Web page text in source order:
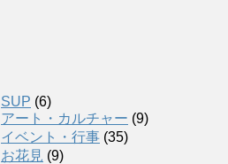
SUP (6)
アート・カルチャー (9)
イベント・行事 (35)
お花見 (9)